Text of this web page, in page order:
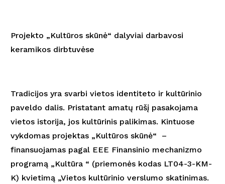
Projekto „Kultūros skūnė“ dalyviai darbavosi
keramikos dirbtuvėse
Tradicijos yra svarbi vietos identiteto ir kultūrinio
paveldo dalis. Pristatant amatų rūšį pasakojama
vietos istorija, jos kultūrinis palikimas. Kintuose
vykdomas projektas „Kultūros skūnė“ –
finansuojamas pagal EEE Finansinio mechanizmo
programą „Kultūra “ (priemonės kodas LT04-3-KM-
K) kvietimą „Vietos kultūrinio verslumo skatinimas.